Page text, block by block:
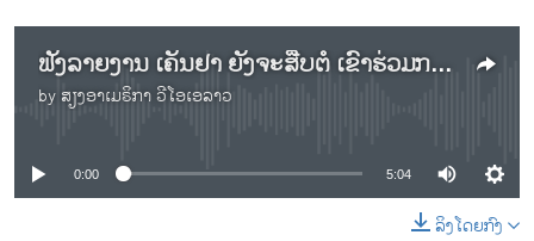
ຟັງ​ລາຍ​ງານ ເຄັນ​ຢາ ຍັງ​ຈະ​ສືບ​ຕໍ່ ເຂົ້າ​ຮ່ວມ​ການ​ປະ​ຕິ​ບັດ​ງານ ກັບ ສະ​ຫະ​ພາບ​ອາ​ຟ​ຣິ​ກາ ​ທ່າມ​ກາງ ທີ່ເກີດ​ຄວາມ​ເຄັ່ງ​ຕຶງ
by ສຽງອາເມຣິກາ ວີໂອເອລາວ
No media source currently available
0:00 5:04
ລິງໂດຍກົງ